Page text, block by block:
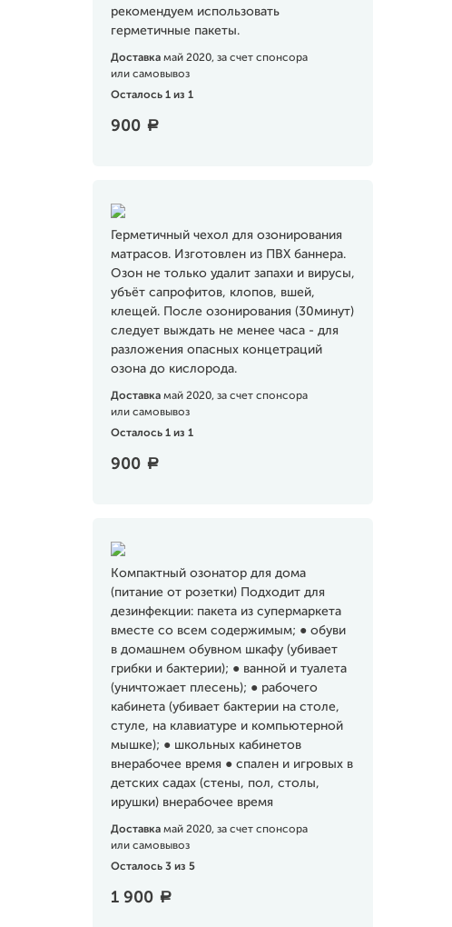
рекомендуем использовать
герметичные пакеты.
Доставка май 2020, за счет спонсора
или самовывоз
Осталось 1 из 1
900 a
Герметичный чехол для озонирования
матрасов. Изготовлен из ПВХ баннера.
Озон не только удалит запахи и вирусы,
убъёт сапрофитов, клопов, вшей,
клещей. После озонирования (30минут)
следует выждать не менее часа - для
разложения опасных концетраций
озона до кислорода.
Доставка май 2020, за счет спонсора
или самовывоз
Осталось 1 из 1
900 a
Компактный озонатор для дома
(питание от розетки) Подходит для
дезинфекции: пакета из супермаркета
вместе со всем содержимым; ● обуви
в домашнем обувном шкафу (убивает
грибки и бактерии); ● ванной и туалета
(уничтожает плесень); ● рабочего
кабинета (убивает бактерии на столе,
стуле, на клавиатуре и компьютерной
мышке); ● школьных кабинетов
внерабочее время ● спален и игровых в
детских садах (стены, пол, столы,
ирушки) внерабочее время
Доставка май 2020, за счет спонсора
или самовывоз
Осталось 3 из 5
1 900 a